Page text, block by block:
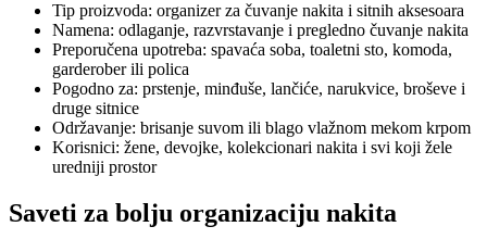
Tip proizvoda: organizer za čuvanje nakita i sitnih aksesoara
Namena: odlaganje, razvrstavanje i pregledno čuvanje nakita
Preporučena upotreba: spavaća soba, toaletni sto, komoda,
garderober ili polica
Pogodno za: prstenje, minđuše, lančiće, narukvice, broševe i
druge sitnice
Održavanje: brisanje suvom ili blago vlažnom mekom krpom
Korisnici: žene, devojke, kolekcionari nakita i svi koji žele
uredniji prostor
Saveti za bolju organizaciju nakita